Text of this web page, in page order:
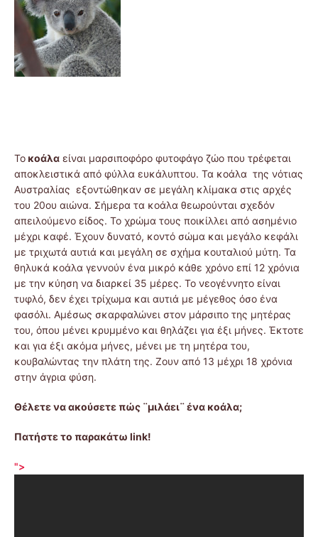
Το κοάλα είναι μαρσιποφόρο φυτοφάγο ζώο που τρέφεται
αποκλειστικά από φύλλα ευκάλυπτου. Τα κοάλα της νότιας
Αυστραλίας εξοντώθηκαν σε μεγάλη κλίμακα στις αρχές
του 20ου αιώνα. Σήμερα τα κοάλα θεωρούνται σχεδόν
απειλούμενο είδος. Το χρώμα τους ποικίλλει από ασημένιο
μέχρι καφέ. Έχουν δυνατό, κοντό σώμα και μεγάλο κεφάλι
με τριχωτά αυτιά και μεγάλη σε σχήμα κουταλιού μύτη. Τα
θηλυκά κοάλα γεννούν ένα μικρό κάθε χρόνο επί 12 χρόνια
με την κύηση να διαρκεί 35 μέρες. Το νεογέννητο είναι
τυφλό, δεν έχει τρίχωμα και αυτιά με μέγεθος όσο ένα
φασόλι. Αμέσως σκαρφαλώνει στον μάρσιπο της μητέρας
του, όπου μένει κρυμμένο και θηλάζει για έξι μήνες. Έκτοτε
και για έξι ακόμα μήνες, μένει με τη μητέρα του,
κουβαλώντας την πλάτη της. Ζουν από 13 μέχρι 18 χρόνια
στην άγρια φύση.
Θέλετε να ακούσετε πώς ¨μιλάει¨ ένα κοάλα;
Πατήστε το παρακάτω link!
">